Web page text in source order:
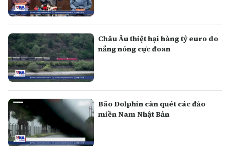
Châu Âu thiệt hại hàng tỷ euro do
nắng nóng cực đoan
Bão Dolphin càn quét các đảo
miền Nam Nhật Bản